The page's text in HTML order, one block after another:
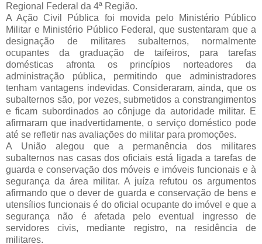
Regional Federal da 4ª Região.
A Ação Civil Pública foi movida pelo Ministério Público
Militar e Ministério Público Federal, que sustentaram que a
designação de militares subalternos, normalmente
ocupantes da graduação de taifeiros, para tarefas
domésticas afronta os princípios norteadores da
administração pública, permitindo que administradores
tenham vantagens indevidas. Consideraram, ainda, que os
subalternos são, por vezes, submetidos a constrangimentos
e ficam subordinados ao cônjuge da autoridade militar. E
afirmaram que inadvertidamente, o serviço doméstico pode
até se refletir nas avaliações do militar para promoções.
A União alegou que a permanência dos militares
subalternos nas casas dos oficiais está ligada a tarefas de
guarda e conservação dos móveis e imóveis funcionais e à
segurança da área militar. A juíza refutou os argumentos
afirmando que o dever de guarda e conservação de bens e
utensílios funcionais é do oficial ocupante do imóvel e que a
segurança não é afetada pelo eventual ingresso de
servidores civis, mediante registro, na residência de
militares.